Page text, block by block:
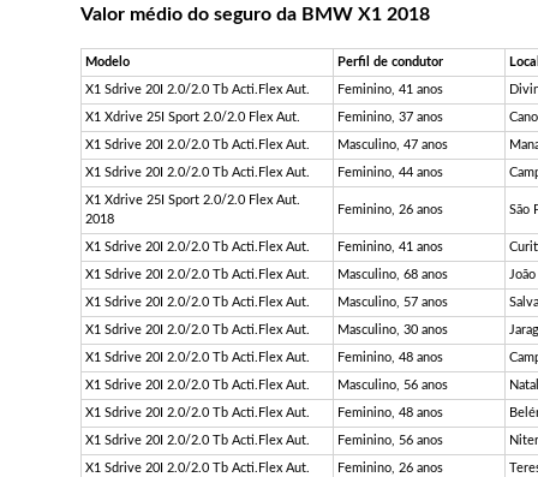
Valor médio do seguro da BMW X1 2018
Modelo Perfil de condutor
X1 Sdrive 20I 2.0/2.0 Tb Acti.Flex Aut. Feminino, 41 anos
X1 Xdrive 25I Sport 2.0/2.0 Flex Aut. Feminino, 37 anos
X1 Sdrive 20I 2.0/2.0 Tb Acti.Flex Aut. Masculino, 47 anos
X1 Sdrive 20I 2.0/2.0 Tb Acti.Flex Aut. Feminino, 44 anos
X1 Xdrive 25I Sport 2.0/2.0 Flex Aut.
2018
Feminino, 26 anos São
X1 Sdrive 20I 2.0/2.0 Tb Acti.Flex Aut. Feminino, 41 anos
X1 Sdrive 20I 2.0/2.0 Tb Acti.Flex Aut. Masculino, 68 anos
X1 Sdrive 20I 2.0/2.0 Tb Acti.Flex Aut. Masculino, 57 anos
X1 Sdrive 20I 2.0/2.0 Tb Acti.Flex Aut. Masculino, 30 anos
X1 Sdrive 20I 2.0/2.0 Tb Acti.Flex Aut. Feminino, 48 anos
X1 Sdrive 20I 2.0/2.0 Tb Acti.Flex Aut. Masculino, 56 anos
X1 Sdrive 20I 2.0/2.0 Tb Acti.Flex Aut. Feminino, 48 anos
X1 Sdrive 20I 2.0/2.0 Tb Acti.Flex Aut. Feminino, 56 anos
X1 Sdrive 20I 2.0/2.0 Tb Acti.Flex Aut. Feminino, 26 anos